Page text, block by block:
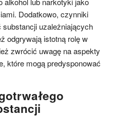
Dodatkowo, czynniki
substancji uzależniających
odgrywają istotną rolę w
zwrócić uwagę na aspekty
które mogą predysponować